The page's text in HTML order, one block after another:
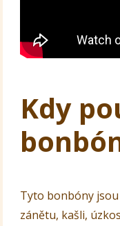
Kdy
Tyto bonbóny
zánětu, kašli,